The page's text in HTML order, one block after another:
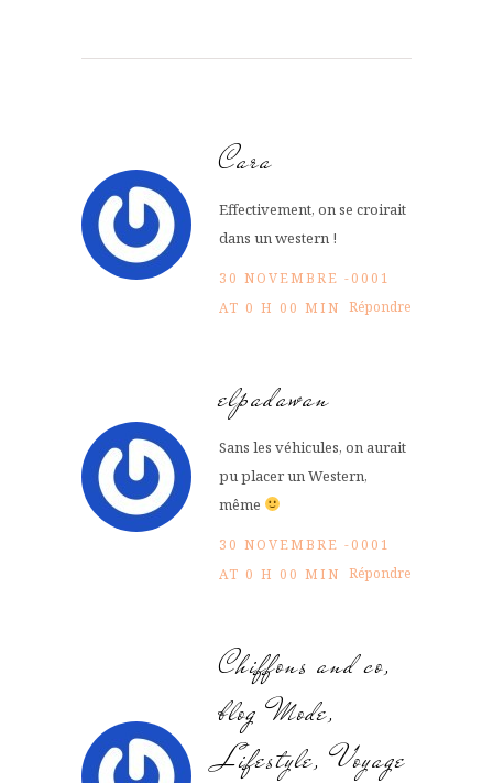
Cara
Effectivement, on se croirait
dans un western !
30 NOVEMBRE -0001
AT 0 H 00 MIN Répondre
elpadawan
Sans les véhicules, on aurait
pu placer un Western,
même
30 NOVEMBRE -0001
AT 0 H 00 MIN Répondre
Chiffons and co,
blog Mode,
Lifestyle, Voyage